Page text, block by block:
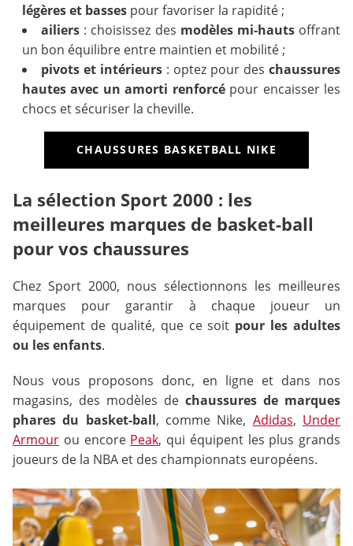
légères et basses pour favoriser la rapidité ;
ailiers : choisissez des modèles mi-hauts offrant
un bon équilibre entre maintien et mobilité ;
pivots et intérieurs : optez pour des chaussures
hautes avec un amorti renforcépour encaisser les
chocs et sécuriser la cheville.
CHAUSSURES BASKETBALL NIKE
La sélection Sport 2000 : les
meilleures marques de basket-ball
pour vos chaussures
Chez Sport 2000, nous sélectionnons les meilleures
marques pour garantir à chaque joueur un
équipement de qualité, que ce soit pour les adultes
ou les enfants.
Nous vous proposons donc, en ligne et dans nos
magasins, des modèles de chaussures de marques
phares du basket-ball, comme Nike, Adidas, Under
Armour ou encore Peak, qui équipent les plus grands
joueurs de la NBA et des championnats européens.